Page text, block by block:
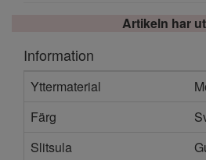
Artikeln har
Information
Yttermaterial
Färg
Slitsula